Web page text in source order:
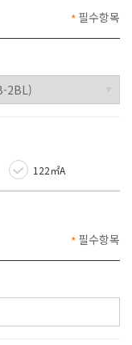
필수항목
122㎡A
필수항목